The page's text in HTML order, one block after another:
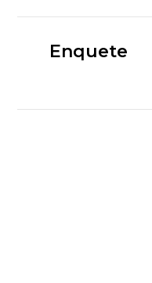
Enquete